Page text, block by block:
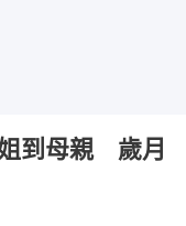
到母親 歲月